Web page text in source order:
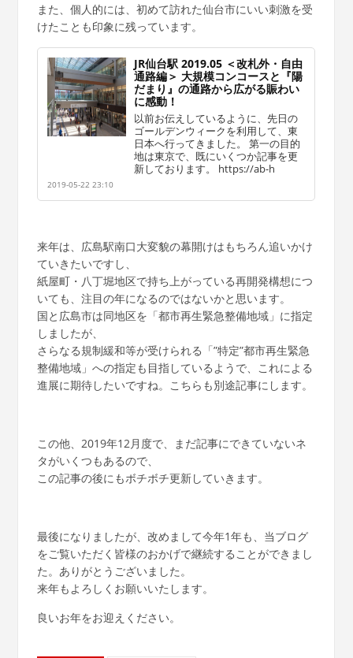
また、個人的には、初めて訪れた仙台市にいい刺激を受
けたことも印象に残っています。
JR仙台駅 2019.05 ＜改札外・自由
通路編＞ 大規模コンコースと『陽
だまり』の通路から広がる賑わい
に感動！
以前お伝えしているように、先日の
ゴールデンウィークを利用して、東
日本へ行ってきました。 第一の目的
地は東京で、既にいくつか記事を更
新しております。 https://ab-h
2019-05-22 23:10
来年は、広島駅南口大変貌の幕開けはもちろん追いかけ
ていきたいですし、
紙屋町・八丁堀地区で持ち上がっている再開発構想につ
いても、注目の年になるのではないかと思います。
国と広島市は同地区を「都市再生緊急整備地域」に指定
しましたが、
さらなる規制緩和等が受けられる「”特定”都市再生緊急
整備地域」への指定も目指しているようで、これによる
進展に期待したいですね。こちらも別途記事にします。
この他、2019年12月度で、まだ記事にできていないネ
タがいくつもあるので、
この記事の後にもボチボチ更新していきます。
最後になりましたが、改めまして今年1年も、当ブログ
をご覧いただく皆様のおかげで継続することができまし
た。ありがとうございました。
来年もよろしくお願いいたします。
良いお年をお迎えください。